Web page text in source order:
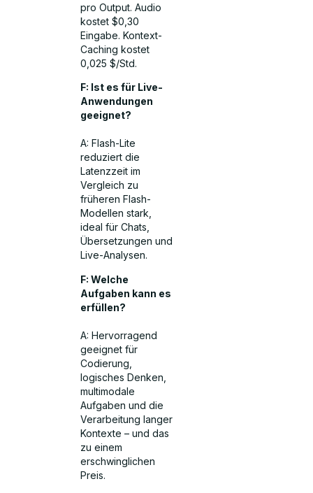
pro Output. Audio
kostet $0,30
Eingabe. Kontext-
Caching kostet
0,025 $/Std.
F: Ist es für Live-
Anwendungen
geeignet?
A: Flash-Lite
reduziert die
Latenzzeit im
Vergleich zu
früheren Flash-
Modellen stark,
ideal für Chats,
Übersetzungen und
Live-Analysen.
F: Welche
Aufgaben kann es
erfüllen?
A: Hervorragend
geeignet für
Codierung,
logisches Denken,
multimodale
Aufgaben und die
Verarbeitung langer
Kontexte – und das
zu einem
erschwinglichen
Preis.